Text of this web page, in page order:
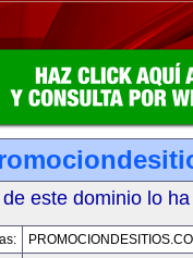
este dominio lo